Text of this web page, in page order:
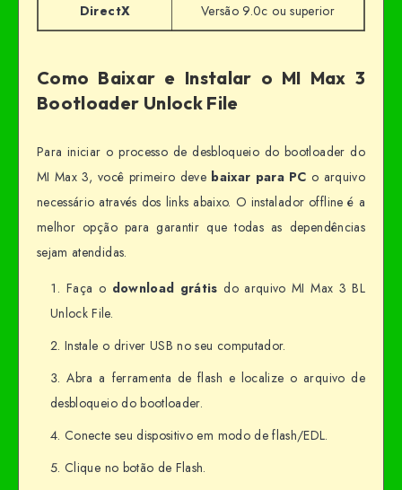
DirectX Versão 9.0c ou superior
Como Baixar e Instalar o MI Max 3
Bootloader Unlock File
Para iniciar o processo de desbloqueio do bootloader do
MI Max 3, você primeiro deve baixar para PC o arquivo
necessário através dos links abaixo. O instalador offline é a
melhor opção para garantir que todas as dependências
sejam atendidas.
Faça o download grátis do arquivo MI Max 3 BL
Unlock File.
Instale o driver USB no seu computador.
Abra a ferramenta de flash e localize o arquivo de
desbloqueio do bootloader.
Conecte seu dispositivo em modo de flash/EDL.
Clique no botão de Flash.